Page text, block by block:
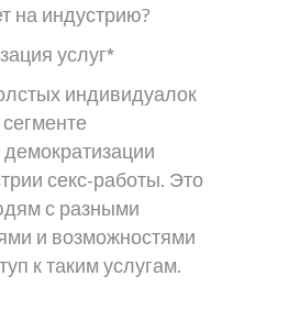
на индустрию?
услуг*
индивидуалок
секс-работы. Это
с разными
и возможностями
к таким услугам.